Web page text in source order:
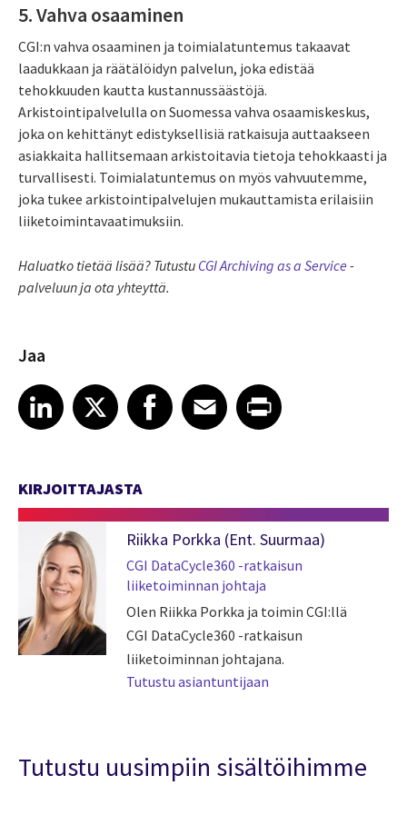
5. Vahva osaaminen
CGI:n vahva osaaminen ja toimialatuntemus takaavat
laadukkaan ja räätälöidyn palvelun, joka edistää
tehokkuuden kautta kustannussäästöjä.
Arkistointipalvelulla on Suomessa vahva osaamiskeskus,
joka on kehittänyt edistyksellisiä ratkaisuja auttaakseen
asiakkaita hallitsemaan arkistoitavia tietoja tehokkaasti ja
turvallisesti. Toimialatuntemus on myös vahvuutemme,
joka tukee arkistointipalvelujen mukauttamista erilaisiin
liiketoimintavaatimuksiin.
Haluatko tietää lisää? Tutustu CGI Archiving as a Service -
palveluun ja ota yhteyttä.
Jaa
Share article on LinkedIn
LinkedIn
Share article on XShare article on Facebook
Facebook
Share article on Email
EmailShare article on Print
KIRJOITTAJASTA
Riikka Porkka (Ent. Suurmaa)
CGI DataCycle360 -ratkaisun
liiketoiminnan johtaja
Olen Riikka Porkka ja toimin CGI:llä
CGI DataCycle360 -ratkaisun
liiketoiminnan johtajana.
Tutustu asiantuntijaan
Tutustu uusimpiin sisältöihimme